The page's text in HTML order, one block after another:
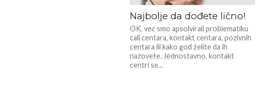
Najbolje da dođete lično!
OK, već smo apsolvirali problematiku
call centara, kontakt centara, pozivnih
centara ili kako god želite da ih
nazovete. Jednostavno, kontakt
centri se...